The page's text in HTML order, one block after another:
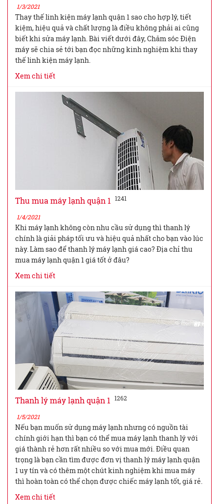
1/3/2021
Thay thế linh kiện máy lạnh quận 1 sao cho hợp lý, tiết
kiệm, hiệu quả và chất lượng là điều không phải ai cũng
biết khi sửa máy lạnh. Bài viết dưới đây, Chăm sóc Điện
máy sẽ chia sẻ tới bạn đọc những kinh nghiệm khi thay
thế linh kiện máy lạnh.
Xem chi tiết
Thu mua máy lạnh quận 1 1241
1/4/2021
Khi máy lạnh không còn nhu cầu sử dụng thì thanh lý
chính là giải pháp tối ưu và hiệu quả nhất cho bạn vào lúc
này. Làm sao để thanh lý máy lạnh giá cao? Địa chỉ thu
mua máy lạnh quận 1 giá tốt ở đâu?
Xem chi tiết
Thanh lý máy lạnh quận 1 1262
1/5/2021
Nếu bạn muốn sử dụng máy lạnh nhưng có nguồn tài
chính giới hạn thì bạn có thể mua máy lạnh thanh lý với
giá thành rẻ hơn rất nhiều so với mua mới. Điều quan
trọng là bạn cần tìm được đơn vị thanh lý máy lạnh quận
1 uy tín và có thêm một chút kinh nghiệm khi mua máy
thì hoàn toàn có thể chọn được chiếc máy lạnh tốt, giá rẻ.
Xem chi tiết